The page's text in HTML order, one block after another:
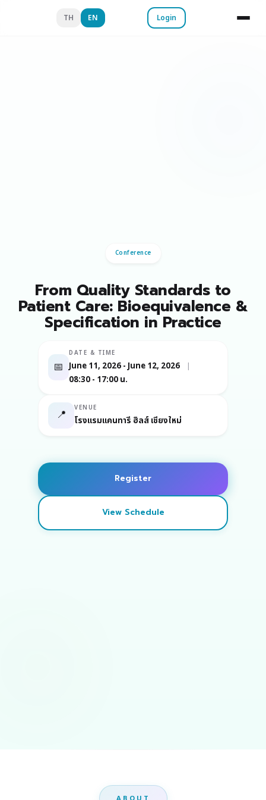
TH EN Login
Conference
From Quality Standards to
Patient Care: Bioequivalence &
Specification in Practice
📅
DATE & TIME
June 11, 2026 - June 12, 2026
|
08:30 - 17:00 น.
📍 VENUE
โรงแรมแคนทารี ฮิลส์ เชียงใหม่
Register
View Schedule